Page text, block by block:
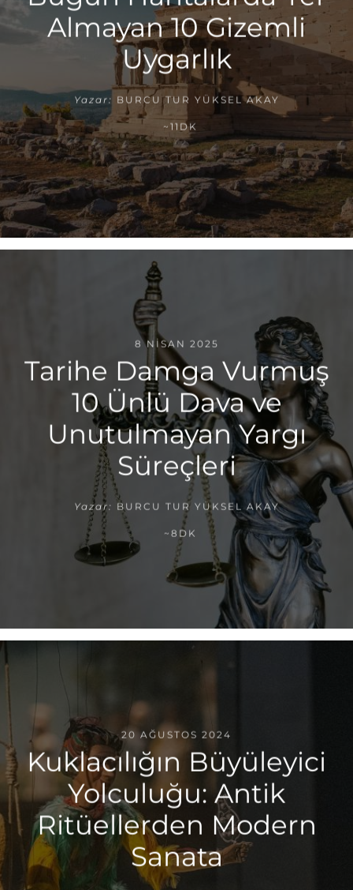
Almayan 10 Gizemli
Uygarlık
Yazar: BURCU TUR YÜKSEL AKAY
~11DK
8 NISAN 2025
Tarihe Damga Vurmuş
10 Ünlü Dava ve
Unutulmayan Yargı
Süreçleri
Yazar: BURCU TUR YÜKSEL AKAY
~8DK
20 AĞUSTOS 2024
Kuklacılığın Büyüleyici
Yolculuğu: Antik
Ritüellerden Modern
Sanata